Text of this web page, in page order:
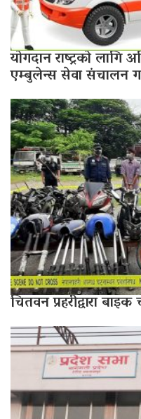
योगदान राष्ट्रको लागि
एम्बुलेन्स सेवा संचालन
चितवन प्रहरीद्वारा